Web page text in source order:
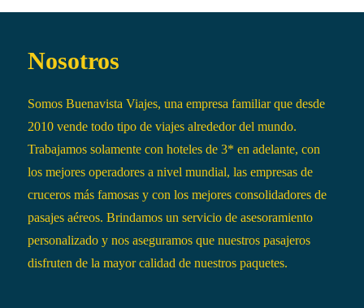
Nosotros
Somos Buenavista Viajes, una empresa familiar que desde
2010 vende todo tipo de viajes alrededor del mundo.
Trabajamos solamente con hoteles de 3* en adelante, con
los mejores operadores a nivel mundial, las empresas de
cruceros más famosas y con los mejores consolidadores de
pasajes aéreos. Brindamos un servicio de asesoramiento
personalizado y nos aseguramos que nuestros pasajeros
disfruten de la mayor calidad de nuestros paquetes.